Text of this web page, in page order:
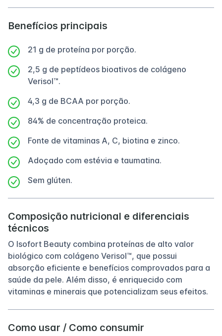
Benefícios principais
21 g de proteína por porção.
2,5 g de peptídeos bioativos de colágeno
Verisol™.
4,3 g de BCAA por porção.
84% de concentração proteica.
Fonte de vitaminas A, C, biotina e zinco.
Adoçado com estévia e taumatina.
Sem glúten.
Composição nutricional e diferenciais
técnicos
O Isofort Beauty combina proteínas de alto valor
biológico com colágeno Verisol™, que possui
absorção eficiente e benefícios comprovados para a
saúde da pele. Além disso, é enriquecido com
vitaminas e minerais que potencializam seus efeitos.
Como usar / Como consumir